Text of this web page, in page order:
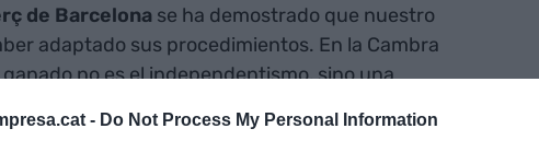
- Do Not Process My Personal Information
de Barcelonase ha demostrado que nuestro
adaptado sus procedimientos. En la Cambra
no es el independentismo, sino una
cada vez más obsoleta.